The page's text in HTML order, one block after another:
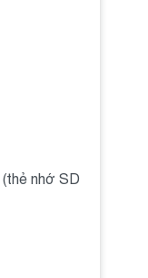
(thẻ nhớ SD